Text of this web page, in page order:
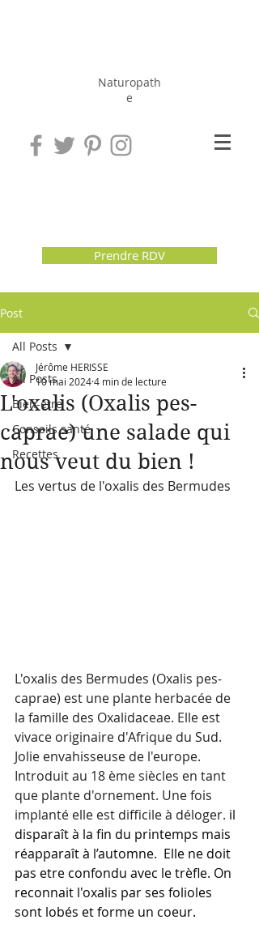
Naturopath
e
Prendre RDV
Post
All Posts
Bien-être
Conseils santé
Recettes
All Posts
L'oxalis (Oxalis pes-
caprae) une salade qui
nous veut du bien !
Jérôme HERISSE
10 mai 20244 min de lecture
Les vertus de l'oxalis des Bermudes
L'oxalis des Bermudes (Oxalis pes-
caprae) est une plante herbacée de
la famille des Oxalidaceae. Elle est
vivace originaire d'Afrique du Sud.
Jolie envahisseuse de l'europe.
Introduit au 18 ème siècles en tant
que plante d'ornement. Une fois
implanté elle est difficile à déloger. il
disparaît à la fin du printemps mais
réapparaît à l’automne.  Elle ne doit
pas etre confondu avec le trèfle. On
reconnait l'oxalis par ses folioles
sont lobés et forme un coeur.